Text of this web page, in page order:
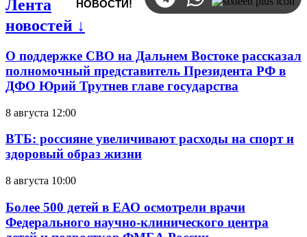
НОВОСТИ!
Лента
новостей ↓
О поддержке СВО на Дальнем Востоке рассказал
полномочный представитель Президента РФ в
ДФО Юрий Трутнев главе государства
8 августа 12:00
ВТБ: россияне увеличивают расходы на спорт и
здоровый образ жизни
8 августа 10:00
Более 500 детей в ЕАО осмотрели врачи
Федерального научно-клинического центра